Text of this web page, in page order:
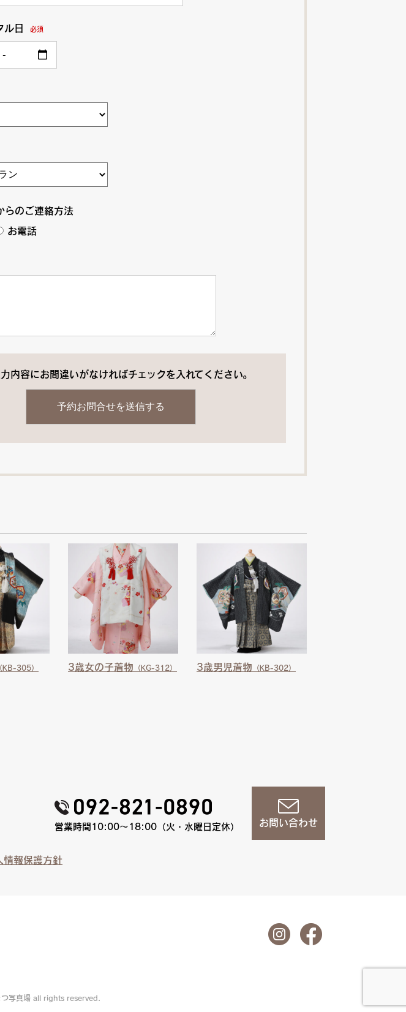
ル日 必須
らのご連絡方法
お電話
力内容にお間違いがなければチェックを入れてください。
KB-305） 3歳女の子着物 （KG-312） 3歳男児着物 （KB-302）
お問い合わせ
営業時間10:00〜18:00（火・水曜日定休）
情報保護方針
写真場 all rights reserved.